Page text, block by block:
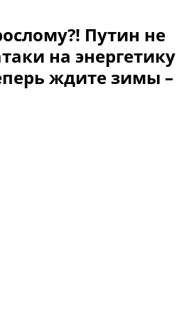
Путин не
на энергетику
ждите зимы –